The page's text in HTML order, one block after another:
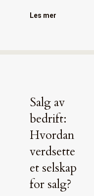
Les mer
Salg av
bedrift:
Hvordan
verdsette
et selskap
for salg?